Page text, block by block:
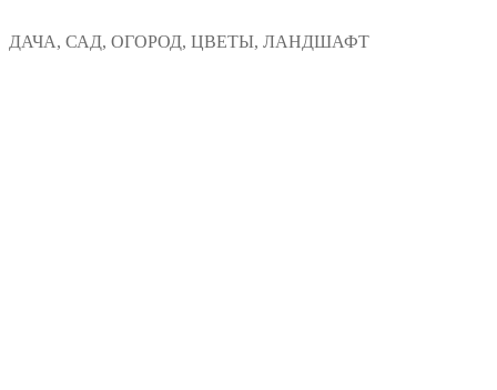
к
ДАЧА, САД, ОГОРОД, ЦВЕТЫ, ЛАНДШАФТ